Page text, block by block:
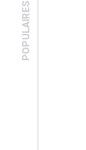
POPULAIRES